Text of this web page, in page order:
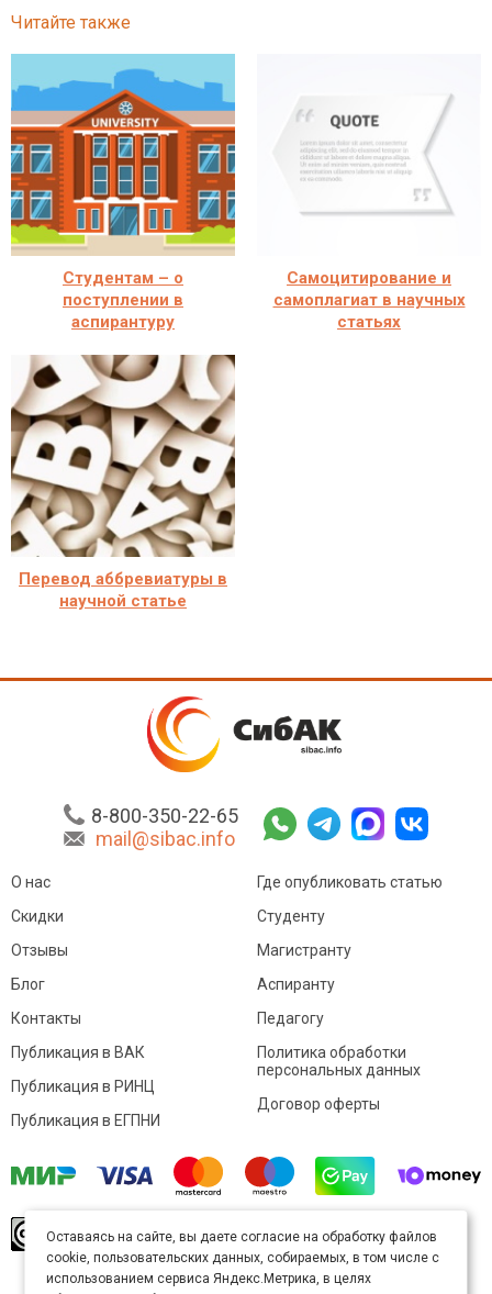
Читайте также
Студентам – о
поступлении в
аспирантуру
Самоцитирование и
самоплагиат в научных
статьях
Перевод аббревиатуры в
научной статье
8-800-350-22-65
mail@sibac.info
О нас
Скидки
Отзывы
Блог
Контакты
Где опубликовать статью
Студенту
Магистранту
Аспиранту
Педагогу
Публикация в ВАК
Публикация в РИНЦ
Публикация в ЕГПНИ
Политика обработки
персональных данных
Договор оферты
произведение доступно полицензии Creative
Commons «Attribution» («Атрибуция») 4.0
Непортированная.
Оставаясь на сайте, вы даете согласие на обработку файлов
cookie, пользовательских данных, собираемых, в том числе с
использованием сервиса Яндекс.Метрика, в целях